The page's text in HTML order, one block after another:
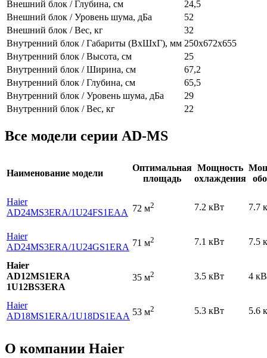
Внешний блок / Глубина, см
24,5
Внешний блок / Уровень шума, дБа
52
Внешний блок / Вес, кг
32
Внутренний блок / Габариты (ВхШхГ), мм 250х672х655
Внутренний блок / Высота, см
25
Внутренний блок / Ширина, см
67,2
Внутренний блок / Глубина, см
65,5
Внутренний блок / Уровень шума, дБа
29
Внутренний блок / Вес, кг
22
Все модели серии AD-MS
Наименование модели
Оптимальная
площадь
Мощность
охлаждения
Haier
AD24MS3ERA/1U24FS1EAA 72 м2 7.2 кВт 7.7
Haier
AD24MS3ERA/1U24GS1ERA 71 м2 7.1 кВт 7.5
Haier
AD12MS1ERA
1U12BS3ERA
35 м2 3.5 кВт 4
Haier
AD18MS1ERA/1U18DS1EAA 53 м2 5.3 кВт 5.6
О компании Haier